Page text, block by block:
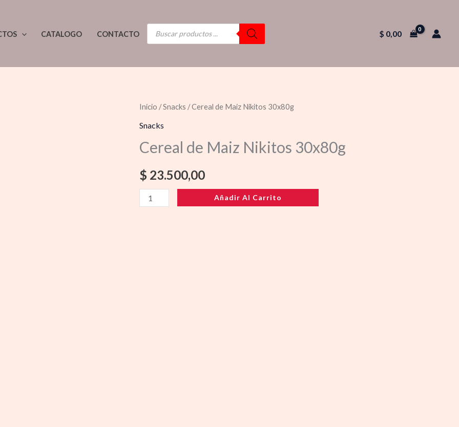
CATALOGO CONTACTO
BÚSQUEDA
DE
PRODUCTOS
$ 0,00
Inicio /Snacks / Cereal de Maiz Nikitos 30x80g
Snacks
Cereal de Maiz Nikitos 30x80g
$ 23.500,00
Cereal
de
Nikitos
cantidad
Añadir Al Carrito